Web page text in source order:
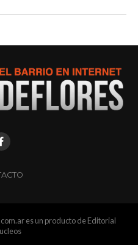
es un producto de Editorial